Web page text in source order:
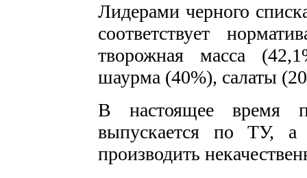
Лидерами черного
соответствует
творожная масса
шаурма (40%), салаты
В настоящее время
выпускается по ТУ,
производить